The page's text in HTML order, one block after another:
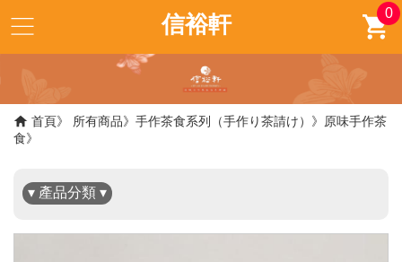
信裕軒 0
首頁 所有商品 手作茶食系列（手作り茶請け）
原味手作茶
食
▾ 產品分類 ▾
✖